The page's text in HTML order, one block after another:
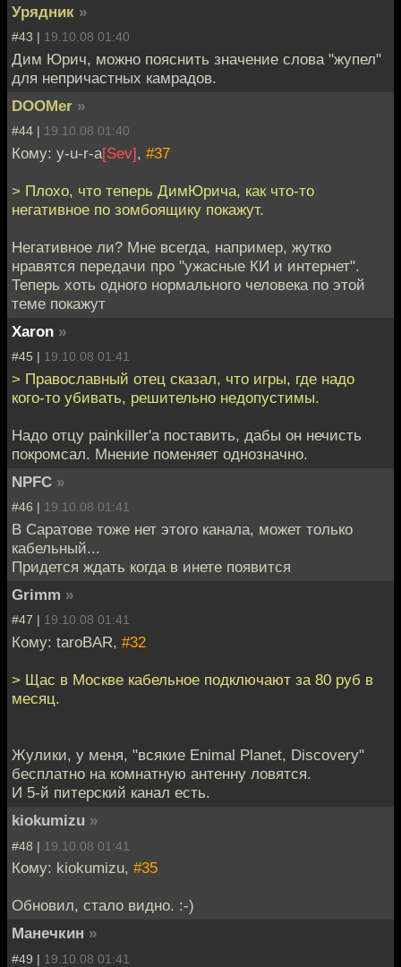
Урядник »
#43 | 19.10.08 01:40
Дим Юрич, можно пояснить значение слова "жупел"
для непричастных камрадов.
DOOMer »
#44 | 19.10.08 01:40
Кому: y-u-r-a[Sev], #37
> Плохо, что теперь ДимЮрича, как что-то
негативное по зомбоящику покажут.
Негативное ли? Мне всегда, например, жутко
нравятся передачи про "ужасные КИ и интернет".
Теперь хоть одного нормального человека по этой
теме покажут
Xaron »
#45 | 19.10.08 01:41
> Православный отец сказал, что игры, где надо
кого-то убивать, решительно недопустимы.
Надо отцу painkiller'a поставить, дабы он нечисть
покромсал. Мнение поменяет однозначно.
NPFC »
#46 | 19.10.08 01:41
В Саратове тоже нет этого канала, может только
кабельный...
Придется ждать когда в инете появится
Grimm »
#47 | 19.10.08 01:41
Кому: taroBAR, #32
> Щас в Москве кабельное подключают за 80 руб в
месяц.
Жулики, у меня, "всякие Enimal Planet, Discovery"
бесплатно на комнатную антенну ловятся.
И 5-й питерский канал есть.
kiokumizu »
#48 | 19.10.08 01:41
Кому: kiokumizu, #35
Обновил, стало видно. :-)
Манечкин »
#49 | 19.10.08 01:41